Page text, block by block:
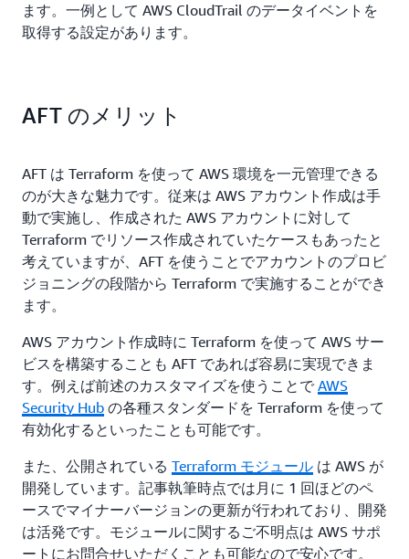
ます。一例として AWS CloudTrail のデータイベントを
取得する設定があります。
AFT のメリット
AFT は Terraform を使って AWS 環境を一元管理できる
のが大きな魅力です。従来は AWS アカウント作成は手
動で実施し、作成された AWS アカウントに対して
Terraform でリソース作成されていたケースもあったと
考えていますが、AFT を使うことでアカウントのプロビ
ジョニングの段階から Terraform で実施することができ
ます。
AWS アカウント作成時に Terraform を使って AWS サー
ビスを構築することも AFT であれば容易に実現できま
す。例えば前述のカスタマイズを使うことで AWS
Security Hub の各種スタンダードを Terraform を使って
有効化するといったことも可能です。
また、公開されている Terraform モジュール は AWS が
開発しています。記事執筆時点では月に 1 回ほどのペ
ースでマイナーバージョンの更新が行われており、開発
は活発です。モジュールに関するご不明点は AWS サポ
ートにお問合せいただくことも可能なので安心です。